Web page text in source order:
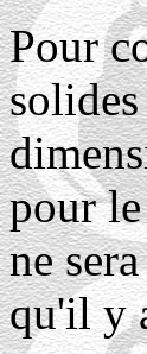
Pour
pour
ne
qu'il y